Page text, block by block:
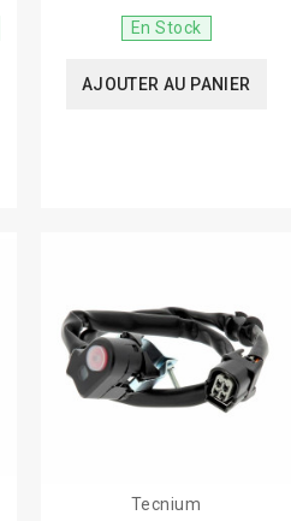
En Stock
AJOUTER AU PANIER
Tecnium